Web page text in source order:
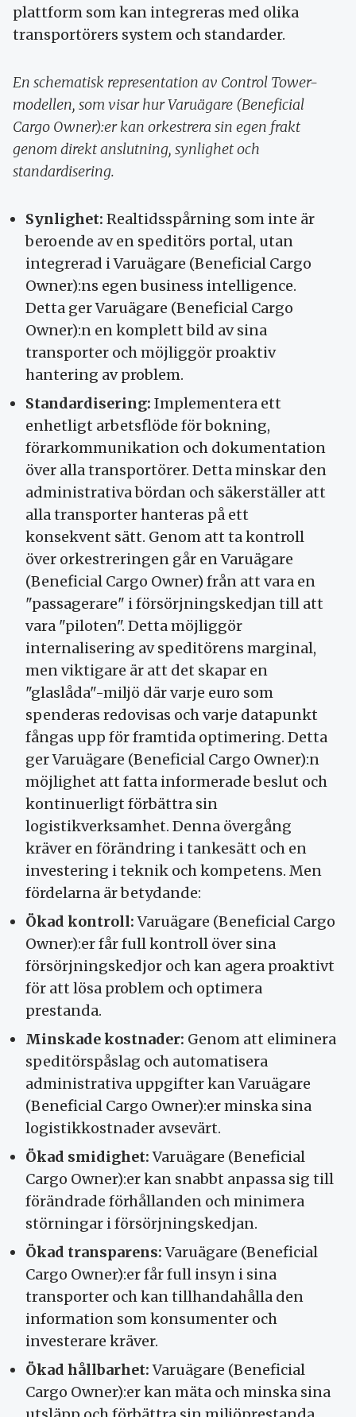
plattform som kan integreras med olika
transportörers system och standarder.
En schematisk representation av Control Tower-
modellen, som visar hur Varuägare (Beneficial
Cargo Owner):er kan orkestrera sin egen frakt
genom direkt anslutning, synlighet och
standardisering.
Synlighet: Realtidsspårning som inte är
beroende av en speditörs portal, utan
integrerad i Varuägare (Beneficial Cargo
Owner):ns egen business intelligence.
Detta ger Varuägare (Beneficial Cargo
Owner):n en komplett bild av sina
transporter och möjliggör proaktiv
hantering av problem.
Standardisering: Implementera ett
enhetligt arbetsflöde för bokning,
förarkommunikation och dokumentation
över alla transportörer. Detta minskar den
administrativa bördan och säkerställer att
alla transporter hanteras på ett
konsekvent sätt. Genom att ta kontroll
över orkestreringen går en Varuägare
(Beneficial Cargo Owner) från att vara en
"passagerare" i försörjningskedjan till att
vara "piloten". Detta möjliggör
internalisering av speditörens marginal,
men viktigare är att det skapar en
"glaslåda"-miljö där varje euro som
spenderas redovisas och varje datapunkt
fångas upp för framtida optimering. Detta
ger Varuägare (Beneficial Cargo Owner):n
möjlighet att fatta informerade beslut och
kontinuerligt förbättra sin
logistikverksamhet. Denna övergång
kräver en förändring i tankesätt och en
investering i teknik och kompetens. Men
fördelarna är betydande:
Ökad kontroll:Varuägare (Beneficial Cargo
Owner):er får full kontroll över sina
försörjningskedjor och kan agera proaktivt
för att lösa problem och optimera
prestanda.
Minskade kostnader: Genom att eliminera
speditörspåslag och automatisera
administrativa uppgifter kan Varuägare
(Beneficial Cargo Owner):er minska sina
logistikkostnader avsevärt.
Ökad smidighet:Varuägare (Beneficial
Cargo Owner):er kan snabbt anpassa sig till
förändrade förhållanden och minimera
störningar i försörjningskedjan.
Ökad transparens:Varuägare (Beneficial
Cargo Owner):er får full insyn i sina
transporter och kan tillhandahålla den
information som konsumenter och
investerare kräver.
Ökad hållbarhet:Varuägare (Beneficial
Cargo Owner):er kan mäta och minska sina